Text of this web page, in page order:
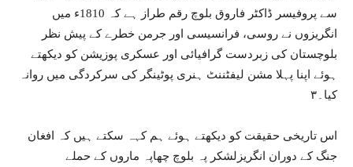
سے پروفیسر ڈاکٹر فاروق بلوچ رقم طراز ہے کہ 1810ء میں
انگریزوں نے روسی، فرانسیسی اور جرمن خطرے کے پیش نظر
بلوچستان کی زبردست گرافیائی اور عسکری پوزیشن کو دیکھتے
ہوئے اپنا پہلا مشن لیفٹننٹ ہنری پوٹینگر کی سرکردگی میں روانہ
کیا۔۳
اس تاریخی حقیقت کو دیکھتے ہوئے ہم کہہ سکتے ہیں کہ افغان
جنگ کے دوران انگریزلشکر پہ بلوچ چھاپہ ماروں کے حملے